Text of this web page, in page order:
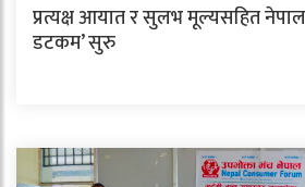
प्रत्यक्ष आयात र सुलभ मूल्यसहित
डटकम’ सुरु